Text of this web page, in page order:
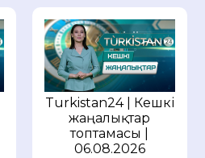
Turkistan24 | Кешкі
жаңалықтар
топтамасы |
06.08.2026